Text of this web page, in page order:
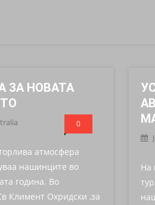
ЗА НОВАТА
0
атмосфера
нашинците во
година. Во
Климент Охридски ,за
На